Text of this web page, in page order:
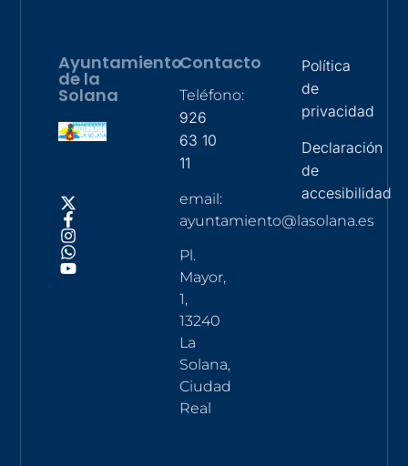
Ayuntamiento
de la
Solana
Contacto
Teléfono:
926
63 10
11
email:
ayuntamiento@lasolana.es
Pl.
Mayor,
1,
13240
La
Solana,
Ciudad
Real
Política
de
privacidad
Declaración
de
accesibilidad